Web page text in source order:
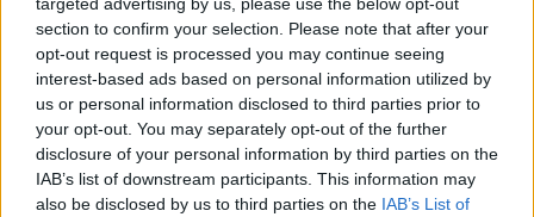
section to confirm your selection. Please note that after your
opt-out request is processed you may continue seeing
interest-based ads based on personal information utilized by
us or personal information disclosed to third parties prior to
your opt-out. You may separately opt-out of the further
disclosure of your personal information by third parties on the
IAB’s list of downstream participants. This information may
also be disclosed by us to third parties on the IAB’s List of